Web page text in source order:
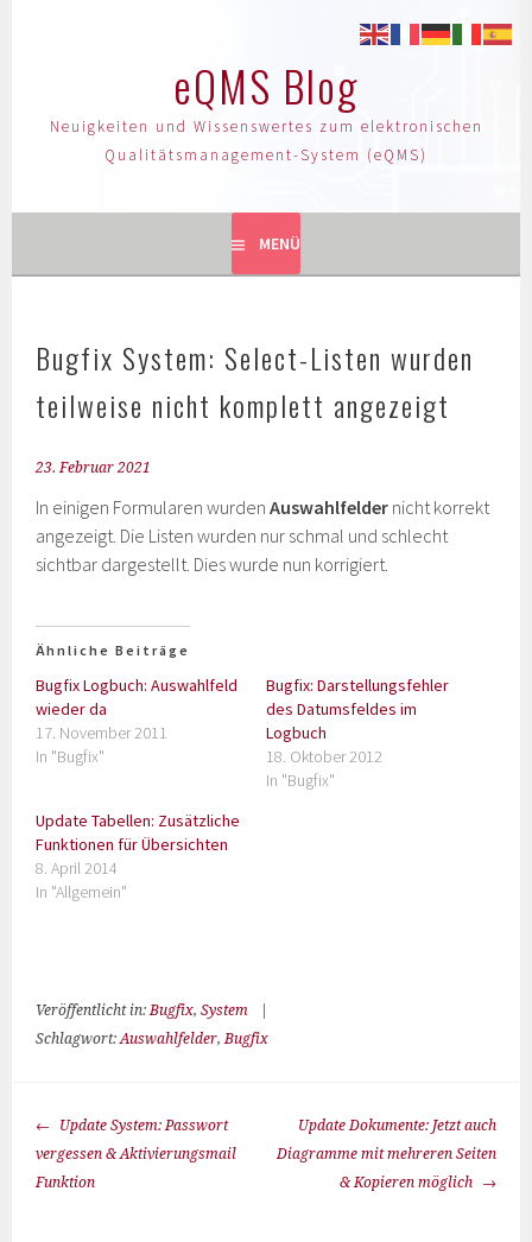
eQMS Blog
Neuigkeiten und Wissenswertes zum elektronischen
Qualitätsmanagement-System (eQMS)
MENÜ
Bugfix System: Select-Listen wurden
teilweise nicht komplett angezeigt
23. Februar 2021
In einigen Formularen wurdenAuswahlfelder nicht korrekt
angezeigt. Die Listen wurden nur schmal und schlecht
sichtbar dargestellt. Dies wurde nun korrigiert.
Ähnliche Beiträge
Bugfix Logbuch: Auswahlfeld
wieder da
17. November 2011
In "Bugfix"
Bugfix: Darstellungsfehler
des Datumsfeldes im
Logbuch
18. Oktober 2012
In "Bugfix"
Update Tabellen: Zusätzliche
Funktionen für Übersichten
8. April 2014
In "Allgemein"
Veröffentlicht in:Bugfix,System
Schlagwort:Auswahlfelder,Bugfix
Update System: Passwort
vergessen & Aktivierungsmail
Funktion
Update Dokumente: Jetzt auch
Diagramme mit mehreren Seiten
& Kopieren möglich